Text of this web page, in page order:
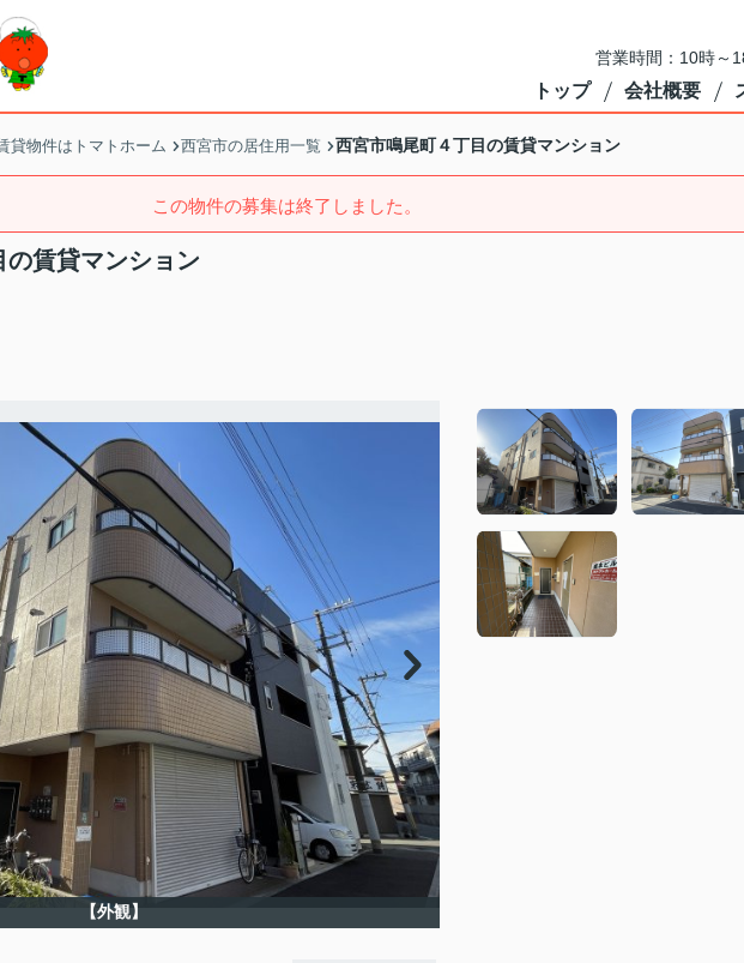
営業時間：10時～
トップ 会社概要
貸物件はトマトホーム 西宮市の居住用一覧 西宮市鳴尾町４丁目の賃貸マンション
この物件の募集は終了しました。
賃貸マンション
【外観】